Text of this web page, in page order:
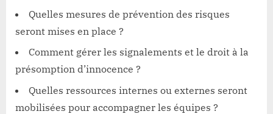
Quelles mesures de prévention des risques
seront mises en place ?
Comment gérer les signalements et le droit à la
présomption d’innocence ?
Quelles ressources internes ou externes seront
mobilisées pour accompagner les équipes ?